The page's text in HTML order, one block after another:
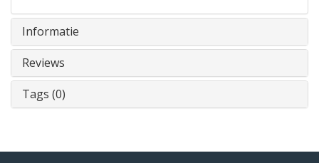
Informatie
Reviews
Tags (0)